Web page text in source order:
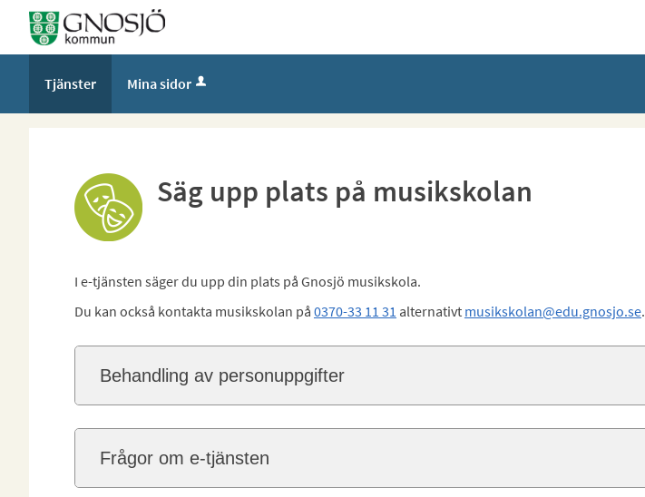
Välkommen
Självservice
Gnosjö
Tjänster Mina sidor
Säg upp plats på musikskolan
I e-tjänsten säger du upp din plats på Gnosjö musikskola.
Du kan också kontakta musikskolan på 0370-33 11 31 alternativt musikskolan@edu.gnosjo.se.
Behandling av personuppgifter
Frågor om e-tjänsten